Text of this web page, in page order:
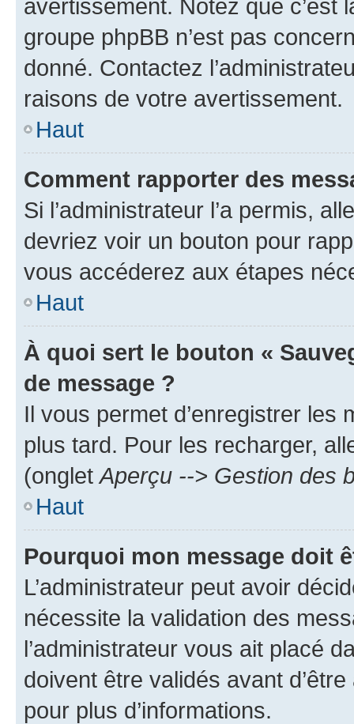
avertissement. Notez que c’est
groupe phpBB n’est pas
donné. Contactez
raisons de votre avertissement.
Haut
Comment rapporter des
Si l’administrateur l’a permis,
devriez voir un bouton pour
vous accéderez aux étapes
Haut
À quoi sert le bouton «
de message ?
Il vous permet d’enregistrer
plus tard. Pour les recharger,
(onglet Aperçu --> Gestion des
Haut
Pourquoi mon message doit
L’administrateur peut avoir
nécessite la validation des
l’administrateur vous ait placé
doivent être validés avant
pour plus d’informations.